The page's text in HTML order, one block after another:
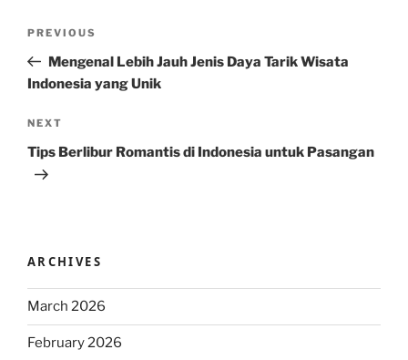
Previous
Post
PREVIOUS
Mengenal Lebih Jauh Jenis Daya Tarik Wisata
Indonesia yang Unik
Next
Post
NEXT
Tips Berlibur Romantis di Indonesia untuk Pasangan
ARCHIVES
March 2026
February 2026